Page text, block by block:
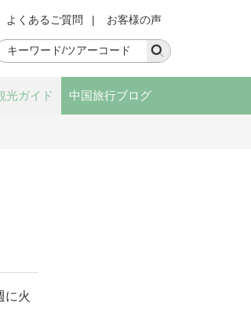
よくあるご質問 | お客様の声
光ガイド 中国旅行ブログ
に火